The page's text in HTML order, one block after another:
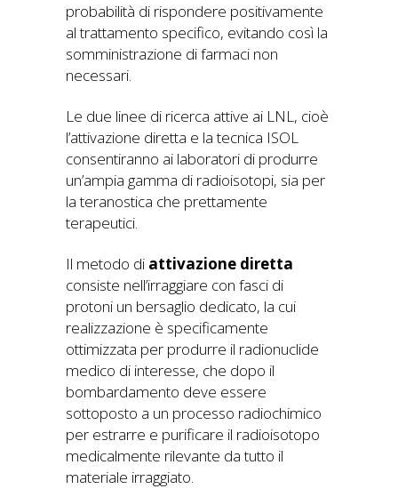
probabilità di rispondere positivamente
al trattamento specifico, evitando così la
somministrazione di farmaci non
necessari.
Le due linee di ricerca attive ai LNL, cioè
l’attivazione diretta e la tecnica ISOL
consentiranno ai laboratori di produrre
un’ampia gamma di radioisotopi, sia per
la teranostica che prettamente
terapeutici.
Il metodo di attivazione diretta
consiste nell’irraggiare con fasci di
protoni un bersaglio dedicato, la cui
realizzazione è specificamente
ottimizzata per produrre il radionuclide
medico di interesse, che dopo il
bombardamento deve essere
sottoposto a un processo radiochimico
per estrarre e purificare il radioisotopo
medicalmente rilevante da tutto il
materiale irraggiato.